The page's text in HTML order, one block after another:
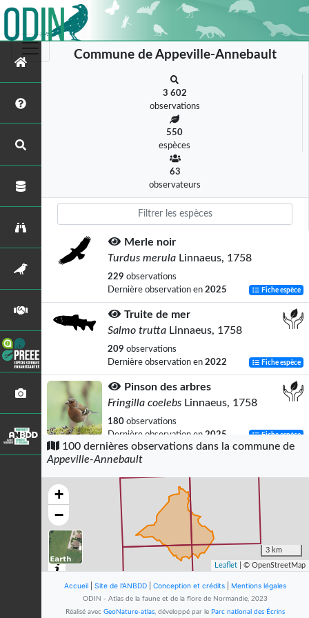
Commune de Appeville-Annebault
3 602
observations
550
espèces
63
observateurs
Merle noir
Turdus merula Linnaeus, 1758
229 observations
Dernière observation en 2025 Fiche espèce
Truite de mer
Salmo trutta Linnaeus, 1758
209 observations
Dernière observation en 2022 Fiche espèce
Pinson des arbres
Fringilla coelebs Linnaeus, 1758
180 observations
Dernière observation en 2025 Fiche espèce
Pigeon ramier
Columba palumbusLinnaeus, 1758
162
observations
Dernière observation en
Fiche espèce
Troglodyte mignon
Troglodytes troglodytes(Linnaeus,
1758)
Dernière observation en
100 dernières observations dans la commune de
Appeville-Annebault
+
−
3 km
Leaflet | © OpenStreetMap
Accueil Site de l'ANBDD Conception et crédits Mentions légales
ODIN - Atlas de la faune et de la flore de Normandie, 2023
Réalisé avec GeoNature-atlas, développé par le Parc national des Écrins